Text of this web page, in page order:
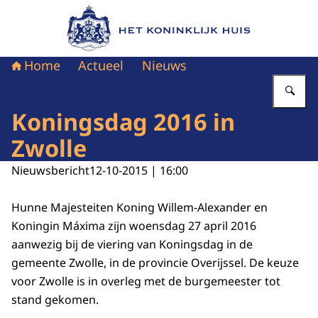
Naar de homepage van Het Koninklijk Huis
Home Actueel Nieuws
Koningsdag 2016 in
Zwolle
Nieuwsbericht12-10-2015 | 16:00
Hunne Majesteiten Koning Willem-Alexander en
Koningin Máxima zijn woensdag 27 april 2016
aanwezig bij de viering van Koningsdag in de
gemeente Zwolle, in de provincie Overijssel. De keuze
voor Zwolle is in overleg met de burgemeester tot
stand gekomen.